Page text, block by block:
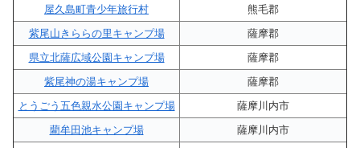
屋久島町青少年旅行村
熊毛郡
紫尾山きららの里キャンプ場
薩摩郡
県立北薩広域公園キャンプ場
薩摩郡
紫尾神の湯キャンプ場
薩摩郡
とうごう五色親水公園キャンプ場
薩摩川内市
藺牟田池キャンプ場
薩摩川内市